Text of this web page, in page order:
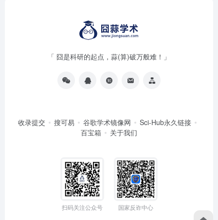
「 囧是科研的起点，蒜(算)破万般难！」
收录提交 搜可易 谷歌学术镜像网
Sci-Hub永久链接
百宝箱
关于我们
扫码关注公众号 国家反诈中心